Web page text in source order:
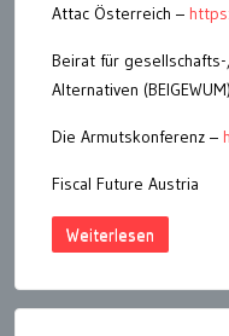
Attac Österreich –
Beirat für
Alternativen
Die Armutskonferenz –
Fiscal Future Austria
Weiterlesen